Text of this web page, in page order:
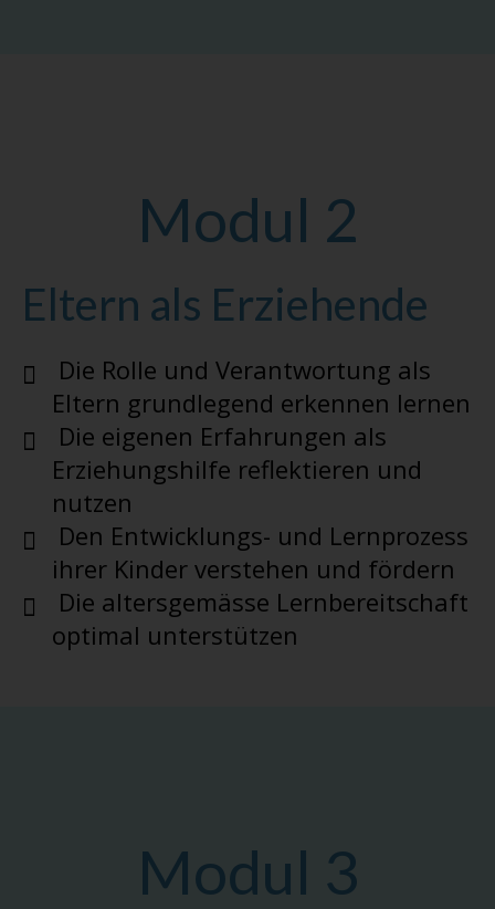
Modul 2
Eltern als Erziehende
Die Rolle und Verantwortung als
Eltern grundlegend erkennen lernen
Die eigenen Erfahrungen als
Erziehungshilfe reflektieren und
nutzen
Den Entwicklungs- und Lernprozess
ihrer Kinder verstehen und fördern
Die altersgemässe Lernbereitschaft
optimal unterstützen
Modul 3